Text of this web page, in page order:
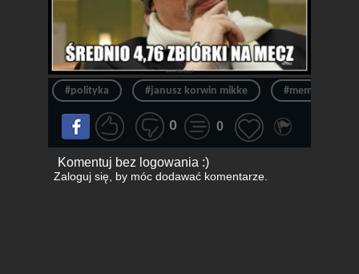
#polityka #janusz korwin mikke #memy polityka
0 0
Komentuj bez logowania :)
Zaloguj się, by móc dodawać komentarze.